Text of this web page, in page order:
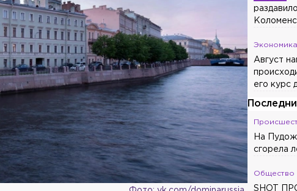
Экономика
Август
его курс
На
сгорела
Общество
SHOT